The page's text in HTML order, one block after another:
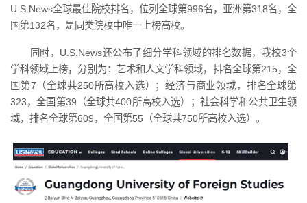
U.S.News全球最佳院校排名，位列全球第996名，亚洲第318名，全
国第132名，是同类院校中唯一上榜高校。
同时，U.S.News还公布了细分学科领域的排名数据，我校3个
学科领域上榜，分别为：艺术和人文学科领域，排名全球第215，全
国第7（全球共250所高校入选）；经济与商业领域，排名全球第
323，全国第39（全球共400所高校入选）；社会科学和公共卫生领
域，排名全球第609，全国第55（全球共750所高校入选）。